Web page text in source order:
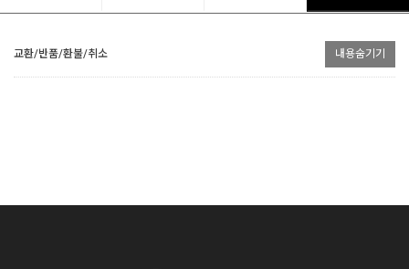
교환/반품/환불/취소 내용숨기기